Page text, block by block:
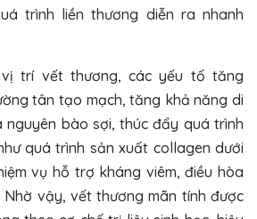
trình liền thương diễn ra nhanh
vị trí vết thương, các yếu tố tăng
tân tạo mạch, tăng khả năng di
nguyên bào sợi, thúc đẩy quá trình
quá trình sản xuất collagen dưới
vụ hỗ trợ kháng viêm, điều hòa
Nhờ vậy, vết thương mãn tính được